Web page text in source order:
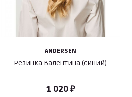
ANDERSEN
Резинка Валентина (синий)
1 020 ₽